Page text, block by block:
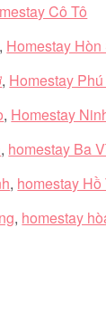
Cô Tô
, Homestay Hòn
, Homestay
, Homestay
, homestay Ba
, homestay Hồ
, homestay